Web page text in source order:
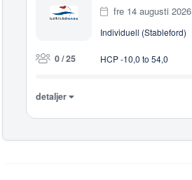
fre 14 augusti 2026
Individuell (Stableford)
0 / 25 HCP -10,0 to 54,0
detaljer